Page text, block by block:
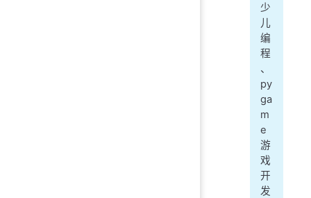
少
儿
编
程
、
py
ga
m
e
游
戏
开
发